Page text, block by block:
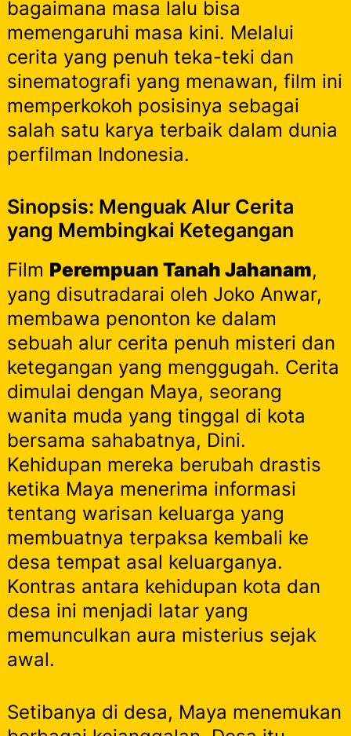
bagaimana masa lalu bisa
memengaruhi masa kini. Melalui
cerita yang penuh teka-teki dan
sinematografi yang menawan, film ini
memperkokoh posisinya sebagai
salah satu karya terbaik dalam dunia
perfilman Indonesia.
Sinopsis: Menguak Alur Cerita
yang Membingkai Ketegangan
Film Perempuan Tanah Jahanam,
yang disutradarai oleh Joko Anwar,
membawa penonton ke dalam
sebuah alur cerita penuh misteri dan
ketegangan yang menggugah. Cerita
dimulai dengan Maya, seorang
wanita muda yang tinggal di kota
bersama sahabatnya, Dini.
Kehidupan mereka berubah drastis
ketika Maya menerima informasi
tentang warisan keluarga yang
membuatnya terpaksa kembali ke
desa tempat asal keluarganya.
Kontras antara kehidupan kota dan
desa ini menjadi latar yang
memunculkan aura misterius sejak
awal.
Setibanya di desa, Maya menemukan